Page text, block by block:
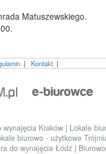
Matuszewskiego.
| Kontakt|
wynajęcia Kraków | Lokale
biurowo - użytkowe
do wynajęcia Łódź |